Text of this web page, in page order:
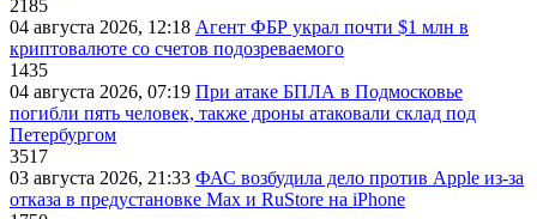
2185
04 августа 2026, 12:18 Агент ФБР украл почти $1 млн в
криптовалюте со счетов подозреваемого
1435
04 августа 2026, 07:19 При атаке БПЛА в Подмосковье
погибли пять человек, также дроны атаковали склад под
Петербургом
3517
03 августа 2026, 21:33 ФАС возбудила дело против Apple из-за
отказа в предустановке Max и RuStore на iPhone